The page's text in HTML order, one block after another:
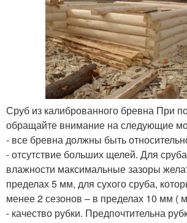
Сруб из калиброванного бревна При
обращайте внимание на следующие
- все бревна должны быть
- отсутствие больших щелей. Для
влажности максимальные зазоры
пределах 5 мм, для сухого сруба,
менее 2 сезонов – в пределах 10 мм (
- качество рубки. Предпочтительна